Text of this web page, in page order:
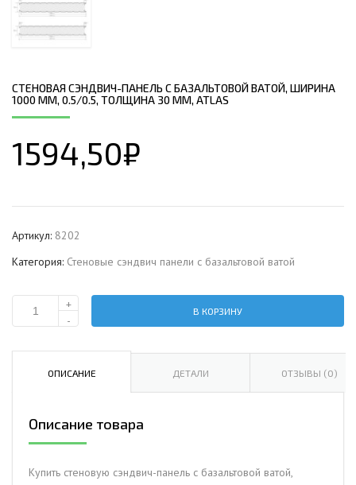
СТЕНОВАЯ СЭНДВИЧ-ПАНЕЛЬ С БАЗАЛЬТОВОЙ ВАТОЙ, ШИРИНА
1000 ММ, 0.5/0.5, ТОЛЩИНА 30 ММ, ATLAS
1594,50₽
Артикул: 8202
Категория: Стеновые сэндвич панели с базальтовой ватой
Количество
сэндвич-
ватой,
ширина
+
-
В КОРЗИНУ
ОПИСАНИЕ ДЕТАЛИ ОТЗЫВЫ (0)
Описание товара
Купить стеновую сэндвич-панель с базальтовой ватой,